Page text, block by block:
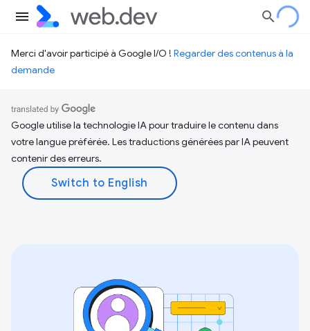
Merci d'avoir participé à Google I/O ! Regarder des contenus à la
demande
Google utilise la technologie IA pour traduire le contenu dans
votre langue préférée. Les traductions générées par IA peuvent
contenir des erreurs.